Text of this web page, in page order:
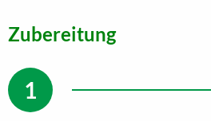
Zubereitung